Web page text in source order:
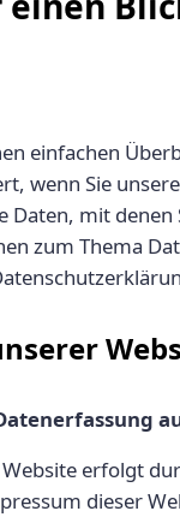
einfachen
wenn Sie
Daten, mit
zum Thema
erfolgt
dieser